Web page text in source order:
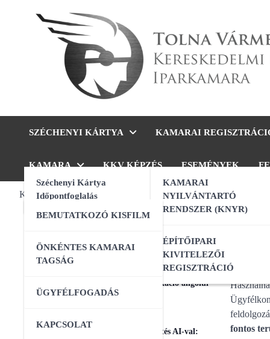
Tolna Vármegyei
SZÉCHENYI KÁRTYA
Széchenyi Kártya
Időpontfoglalás
KAMARAI
KAMARAI
NYILVÁNTARTÓ
RENDSZER (KNYR)
ÉPÍTŐIPARI
KIVITELEZŐI
REGISZTRÁCIÓ
KAMARA
BEMUTATKOZÓ KISFILM
ÖNKÉNTES KAMARAI
TAGSÁG
ÜGYFÉLFOGADÁS
KAPCSOLAT
KKV KÉPZÉS ESEMÉNYEK
ONLINE
EU
fontos
KAMARAI ESEMÉNYEK
AI a nyelvtanulás szolgálatában –
gyakorlati workshop
Magabiztos üzleti kommunikáció angolul
– 2 napos workshop
25
Workshop – Facebook hirdetés AI-val: